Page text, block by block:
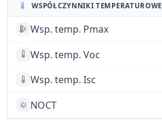
WSPÓŁCZYNNIKI TEMPERATUROWE
Wsp. temp. Pmax
Wsp. temp. Voc
Wsp. temp. Isc
NOCT